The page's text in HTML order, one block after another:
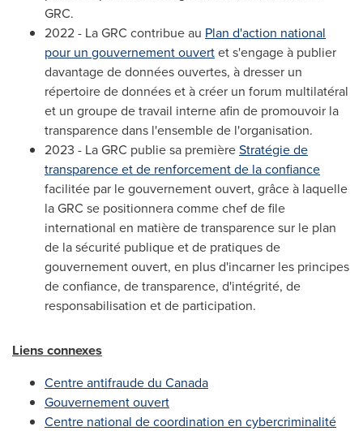
GRC.
2022 - La GRC contribue au Plan d'action national
pour un gouvernement ouvertet s'engage à publier
davantage de données ouvertes, à dresser un
répertoire de données et à créer un forum multilatéral
et un groupe de travail interne afin de promouvoir la
transparence dans l'ensemble de l'organisation.
2023 - La GRC publie sa premièreStratégie de
transparence et de renforcement de la confiance
facilitée par le gouvernement ouvert, grâce à laquelle
la GRC se positionnera comme chef de file
international en matière de transparence sur le plan
de la sécurité publique et de pratiques de
gouvernement ouvert, en plus d'incarner les principes
de confiance, de transparence, d'intégrité, de
responsabilisation et de participation.
Liens connexes
Centre antifraude du Canada
Gouvernement ouvert
Centre national de coordination en cybercriminalité